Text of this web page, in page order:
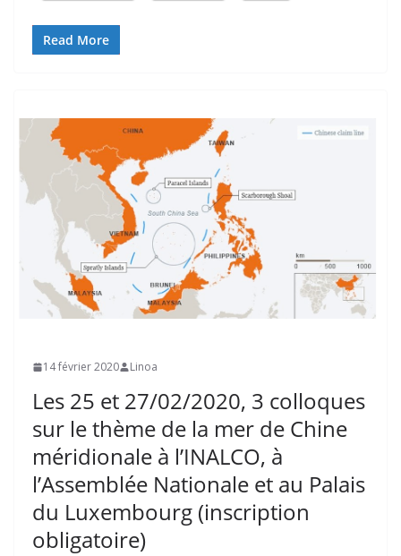
Read More
14 février 2020 Linoa
Les 25 et 27/02/2020, 3 colloques
sur le thème de la mer de Chine
méridionale à l’INALCO, à
l’Assemblée Nationale et au Palais
du Luxembourg (inscription
obligatoire)